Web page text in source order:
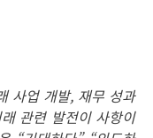
사업 개발, 재무 성과
관련 발전이 사항이